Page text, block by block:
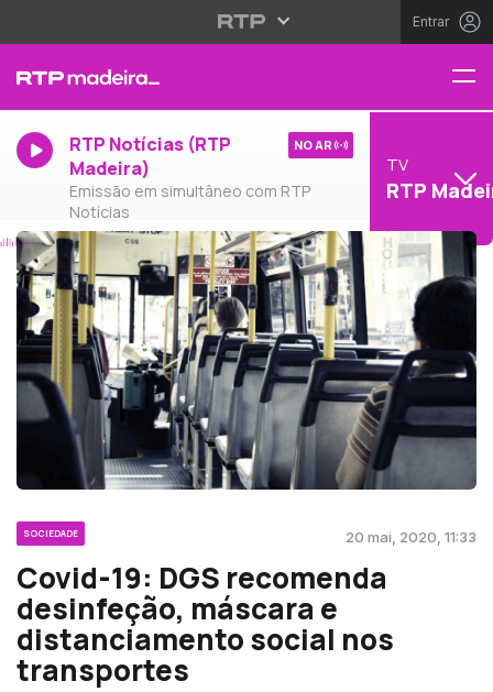
Entrar
RTP Notícias (RTP
Madeira)
Emissão em simultâneo com RTP
Notícias
NO AR
TV
RTP
SOCIEDADE 20 mai, 2020, 11:33
Covid-19: DGS recomenda
desinfeção, máscara e
distanciamento social nos
transportes